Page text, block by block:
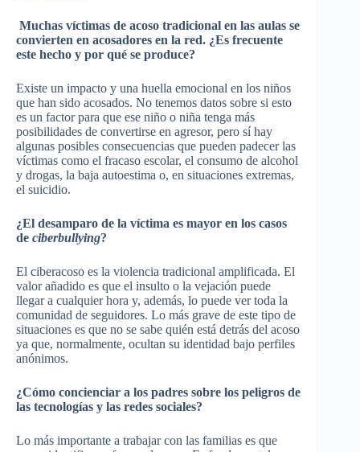
Muchas víctimas de acoso tradicional en las aulas se
convierten en acosadores en la red. ¿Es frecuente
este hecho y por qué se produce?
Existe un impacto y una huella emocional en los niños
que han sido acosados. No tenemos datos sobre si esto
es un factor para que ese niño o niña tenga más
posibilidades de convertirse en agresor, pero sí hay
algunas posibles consecuencias que pueden padecer las
víctimas como el fracaso escolar, el consumo de alcohol
y drogas, la baja autoestima o, en situaciones extremas,
el suicidio.
¿El desamparo de la víctima es mayor en los casos
de ciberbullying?
El ciberacoso es la violencia tradicional amplificada. El
valor añadido es que el insulto o la vejación puede
llegar a cualquier hora y, además, lo puede ver toda la
comunidad de seguidores. Lo más grave de este tipo de
situaciones es que no se sabe quién está detrás del acoso
ya que, normalmente, ocultan su identidad bajo perfiles
anónimos.
¿Cómo concienciar a los padres sobre los peligros de
las tecnologías y las redes sociales?
Lo más importante a trabajar con las familias es que